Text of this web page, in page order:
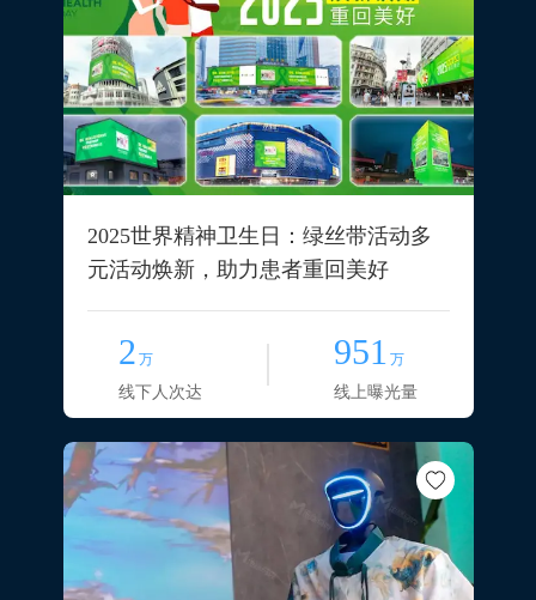
2025世界精神卫生日：绿丝带活动多
元活动焕新，助力患者重回美好
2 万
线下人次达
951 万
线上曝光量